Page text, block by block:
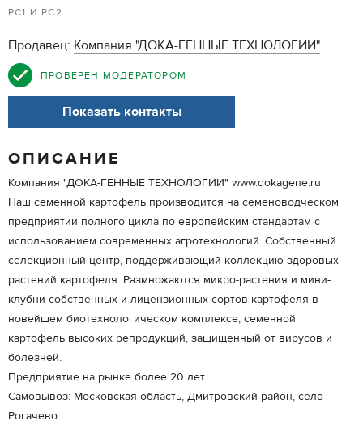
РС1 И РС2
Продавец: Компания "ДОКА-ГЕННЫЕ ТЕХНОЛОГИИ"
ПРОВЕРЕН МОДЕРАТОРОМ
Показать контакты
ОПИСАНИЕ
Компания "ДОКА-ГЕННЫЕ ТЕХНОЛОГИИ" www.dokagene.ru
Наш семенной картофель производится на семеноводческом
предприятии полного цикла по европейским стандартам с
использованием современных агротехнологий. Собственный
селекционный центр, поддерживающий коллекцию здоровых
растений картофеля. Размножаются микро-растения и мини-
клубни собственных и лицензионных сортов картофеля в
новейшем биотехнологическом комплексе, семенной
картофель высоких репродукций, защищенный от вирусов и
болезней.
Предприятие на рынке более 20 лет.
Самовывоз: Московская область, Дмитровский район, село
Рогачево.